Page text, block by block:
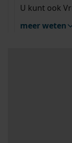
U kunt ook
meer weten